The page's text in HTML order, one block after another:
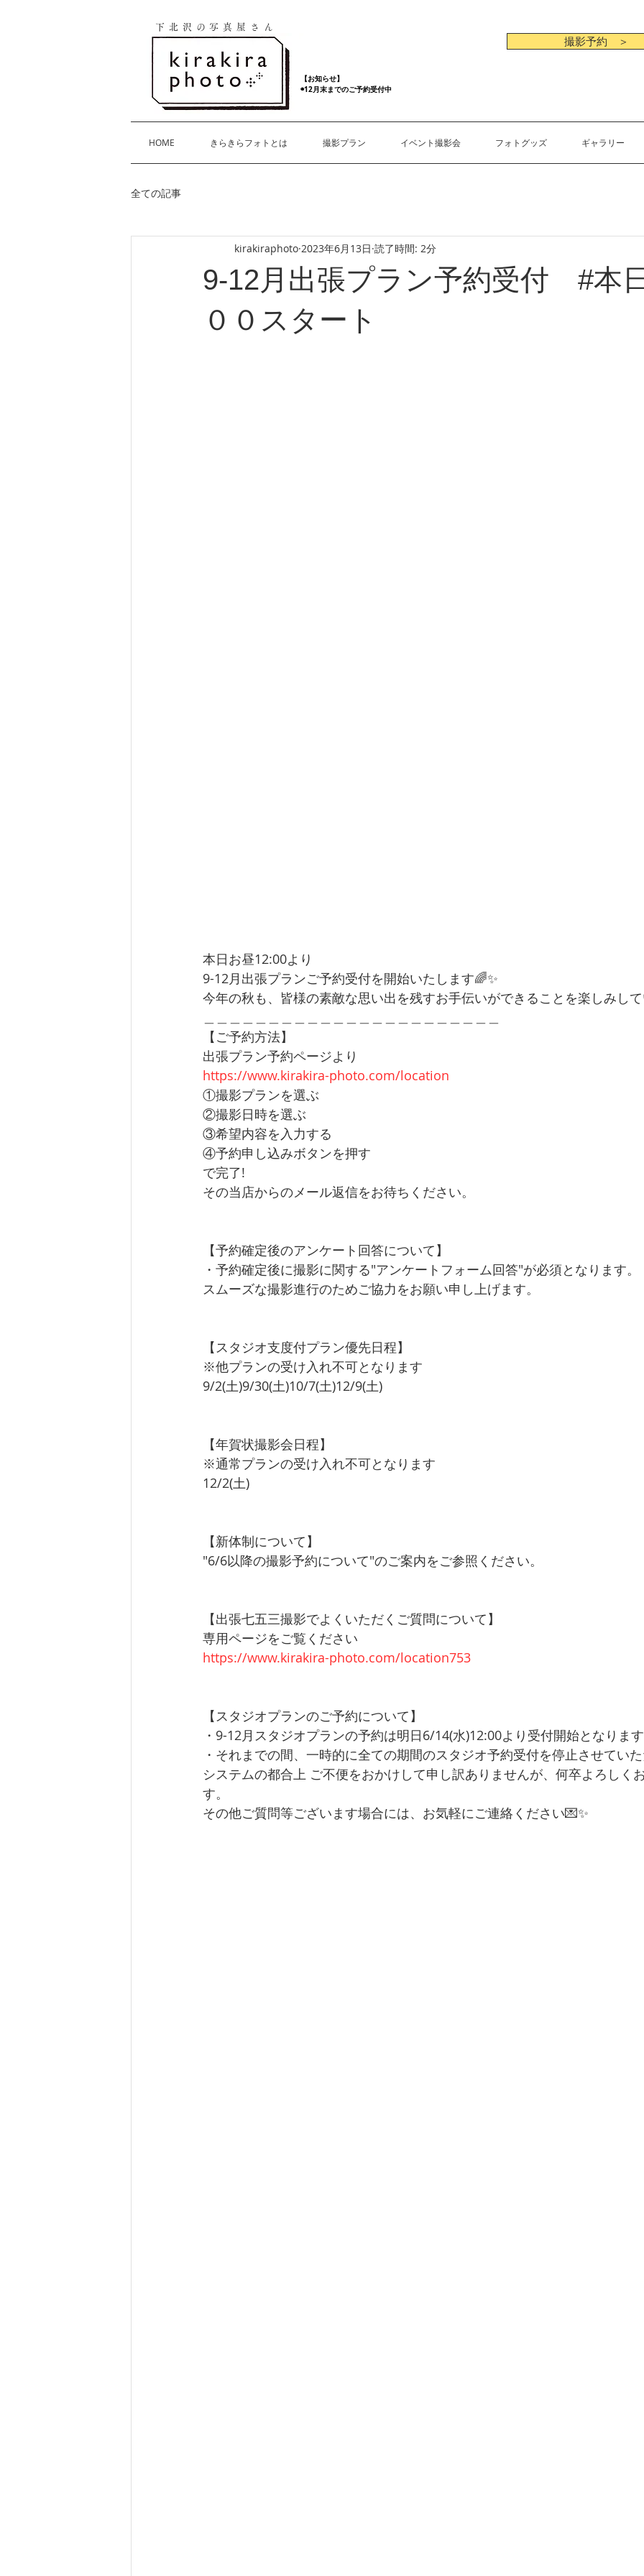
下北沢の写真屋さん
【お知らせ】
◉12月末までのご予約受付中
撮影予約 ＞
HOME きらきらフォトとは 撮影プラン イベント撮影会 フォトグッズ ギャラリー
全ての記事
9-12月出張プラン予約受付 #本
００スタート
kirakiraphoto 2023年6月13日 読了時間: 2分
本日お昼12:00より
9-12月出張プランご予約受付を開始いたします🌈✨
今年の秋も、皆様の素敵な思い出を残すお手伝いができることを楽しみし
【ご予約方法】
出張プラン予約ページより
https://www.kirakira-photo.com/location
①撮影プランを選ぶ
②撮影日時を選ぶ
③希望内容を入力する
④予約申し込みボタンを押す
で完了!
その当店からのメール返信をお待ちください。
【予約確定後のアンケート回答について】
・予約確定後に撮影に関する"アンケートフォーム回答"が必須となります。
スムーズな撮影進行のためご協力をお願い申し上げます。
【スタジオ支度付プラン優先日程】
※他プランの受け入れ不可となります
9/2(土)9/30(土)10/7(土)12/9(土)
【年賀状撮影会日程】
※通常プランの受け入れ不可となります
12/2(土)
【新体制について】
"6/6以降の撮影予約について"のご案内をご参照ください。
【出張七五三撮影でよくいただくご質問について】
専用ページをご覧ください
https://www.kirakira-photo.com/location753
【スタジオプランのご予約について】
・9-12月スタジオプランの予約は明日6/14(水)12:00より受付開始となりま
・それまでの間、一時的に全ての期間のスタジオ予約受付を停止させてい
システムの都合上 ご不便をおかけして申し訳ありませんが、何卒よろしく
す。
その他ご質問等ございます場合には、お気軽にご連絡ください💌✨